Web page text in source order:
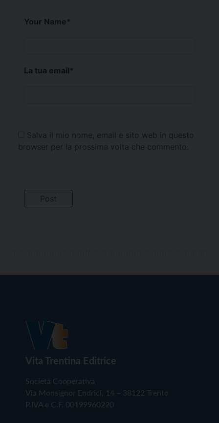
Your Name*
La tua email*
Salva il mio nome, email e sito web in questo
browser per la prossima volta che commento.
Vita Trentina Editrice
Società Cooperativa
Via Monsignor Endrici, 14 – 38122 Trento
P.IVA e C.F. 00199960220